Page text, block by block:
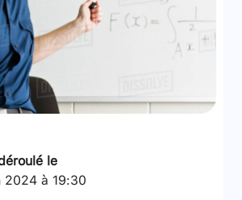
le
2024 à 19:30